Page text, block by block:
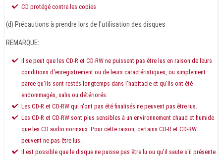
CD protégé contre les copies
(d) Précautions à prendre lors de l'utilisation des disques
REMARQUE:
Il se peut que les CD-R et CD-RW ne puissent pas être lus en raison de leurs
conditions d'enregistrement ou de leurs caractéristiques, ou simplement
parce qu'ils sont restés longtemps dans l'habitacle et qu'ils ont été
endommagés, salis ou détériorés.
Les CD-R et CD-RW qui n'ont pas été finalisés ne peuvent pas être lus.
Les CD-R et CD-RW sont plus sensibles à un environnement chaud et humide
que les CD audio normaux. Pour cette raison, certains CD-R et CD-RW
peuvent ne pas être lus.
Il est possible que le disque ne puisse pas être lu ou qu'il saute s'il présente